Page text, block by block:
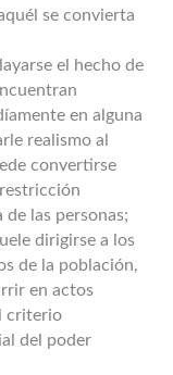
se convierta
el hecho de
en alguna
realismo al
convertirse
las personas;
dirigirse a los
de la población,
en actos
criterio
del poder